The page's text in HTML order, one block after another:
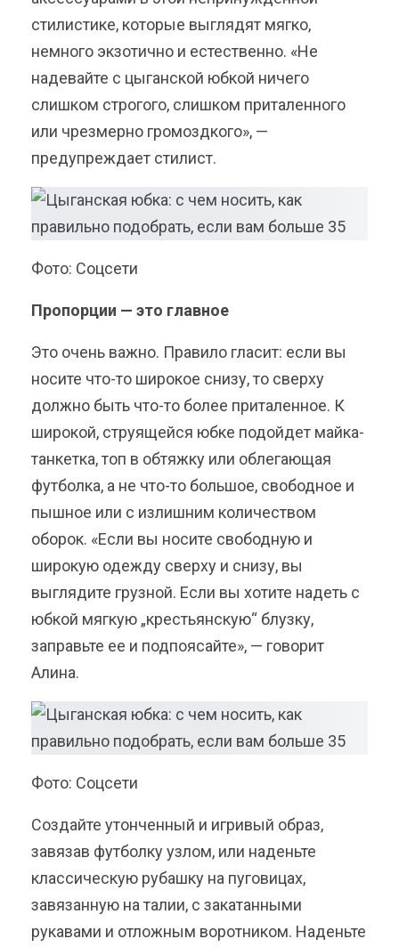
стилистике, которые выглядят мягко,
немного экзотично и естественно. «Не
надевайте с цыганской юбкой ничего
слишком строгого, слишком приталенного
или чрезмерно громоздкого», —
предупреждает стилист.
Фото: Соцсети
Пропорции — это главное
Это очень важно. Правило гласит: если вы
носите что-то широкое снизу, то сверху
должно быть что-то более приталенное. К
широкой, струящейся юбке подойдет майка-
танкетка, топ в обтяжку или облегающая
футболка, а не что-то большое, свободное и
пышное или с излишним количеством
оборок. «Если вы носите свободную и
широкую одежду сверху и снизу, вы
выглядите грузной. Если вы хотите надеть с
юбкой мягкую „крестьянскую“ блузку,
заправьте ее и подпоясайте», — говорит
Алина.
Фото: Соцсети
Создайте утонченный и игривый образ,
завязав футболку узлом, или наденьте
классическую рубашку на пуговицах,
завязанную на талии, с закатанными
рукавами и отложным воротником. Наденьте